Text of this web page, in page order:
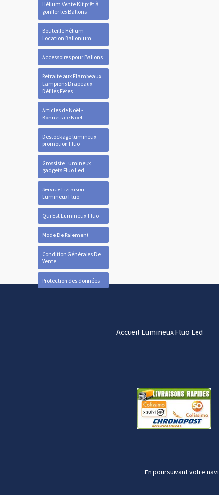
Hélium Vente Kit prêt à
gonfler les Ballons
Bouteille Hélium
Location Ballonium
Accessoires pour Ballons
Retraite aux Flambeaux
Lampions Drapeaux
Défilés Fêtes
Articles de Noël -
Bonnets de Noel
Destockage lumineux-
promotion Fluo
Grossiste Lumineux
gadgets Fluo Led
Service Livraison
Lumineux Fluo
Qui Est Lumineux-Fluo
Mode De Paiement
Condition Générales De
Vente
Protection des données
Accueil Lumineux Fluo Led
En poursuivant votre